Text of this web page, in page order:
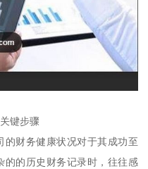
键步骤
的财务健康状况对于其成功至
的的历史财务记录时，往往感